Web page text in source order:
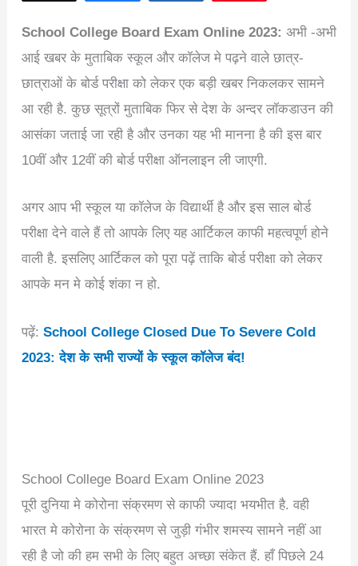
School College Board Exam Online 2023: अभी -अभी
आई खबर के मुताबिक स्कूल और कॉलेज मे पढ़ने वाले छात्र-
छात्राओं के बोर्ड परीक्षा को लेकर एक बड़ी खबर निकलकर सामने
आ रही है. कुछ सूत्रों मुताबिक फिर से देश के अन्दर लॉकडाउन की
आसंका जताई जा रही है और उनका यह भी मानना है की इस बार
10वीं और 12वीं की बोर्ड परीक्षा ऑनलाइन ली जाएगी.
अगर आप भी स्कूल या कॉलेज के विद्यार्थी है और इस साल बोर्ड
परीक्षा देने वाले हैं तो आपके लिए यह आर्टिकल काफी महत्वपूर्ण होने
वाली है. इसलिए आर्टिकल को पूरा पढ़ें ताकि बोर्ड परीक्षा को लेकर
आपके मन मे कोई शंका न हो.
पढ़ें: School College Closed Due To Severe Cold
2023: देश के सभी राज्यों के स्कूल कॉलेज बंद!
School College Board Exam Online 2023
पूरी दुनिया मे कोरोना संक्रमण से काफी ज्यादा भयभीत है. वही
भारत मे कोरोना के संक्रमण से जुड़ी गंभीर शमस्य सामने नहीं आ
रही है जो की हम सभी के लिए बहुत अच्छा संकेत हैं. हाँ पिछले 24